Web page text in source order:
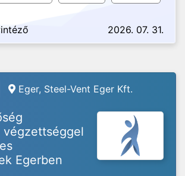
2026. 07. 31.
Eger, Steel-Vent Eger Kft.
végzettséggel
Egerben